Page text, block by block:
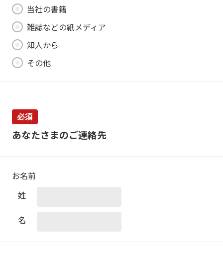
当社の書籍
雑誌などの紙メディア
知人から
その他
あなたさまのご連絡先
必須
お名前
姓
名